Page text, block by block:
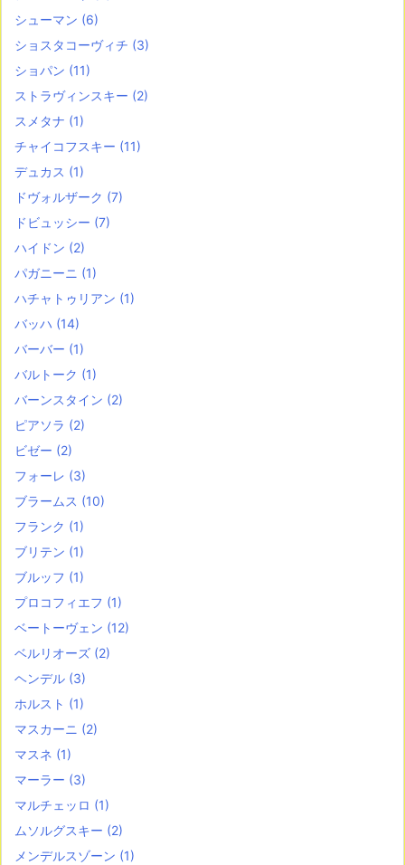
シューマン (6)
ショスタコーヴィチ (3)
ショパン (11)
ストラヴィンスキー (2)
スメタナ (1)
チャイコフスキー (11)
デュカス (1)
ドヴォルザーク (7)
ドビュッシー (7)
ハイドン (2)
パガニーニ (1)
ハチャトゥリアン (1)
バッハ (14)
バーバー (1)
バルトーク (1)
バーンスタイン (2)
ピアソラ (2)
ビゼー (2)
フォーレ (3)
ブラームス (10)
フランク (1)
ブリテン (1)
ブルッフ (1)
プロコフィエフ (1)
ベートーヴェン (12)
ベルリオーズ (2)
ヘンデル (3)
ホルスト (1)
マスカーニ (2)
マスネ (1)
マーラー (3)
マルチェッロ (1)
ムソルグスキー (2)
メンデルスゾーン (1)